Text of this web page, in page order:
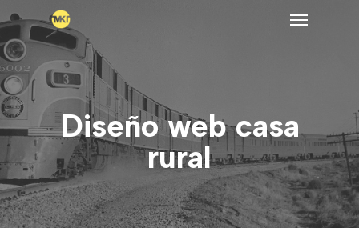
to
main
content
Menu
Diseño web casa
rural